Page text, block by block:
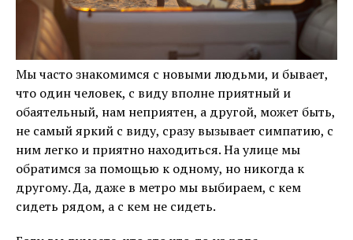
Мы часто знакомимся с новыми людьми, и бывает,
что один человек, с виду вполне приятный и
обаятельный, нам неприятен, а другой, может быть,
не самый яркий с виду, сразу вызывает симпатию, с
ним легко и приятно находиться. На улице мы
обратимся за помощью к одному, но никогда к
другому. Да, даже в метро мы выбираем, с кем
сидеть рядом, а с кем не сидеть.